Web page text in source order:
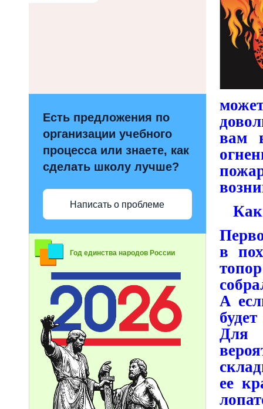
Есть предложения по
организации учебного
процесса или знаете, как
сделать школу лучше?
Написать о проблеме
Год единства народов России
вам
Как
в
А
Для
ее